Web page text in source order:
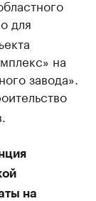
для
на
завода».
на